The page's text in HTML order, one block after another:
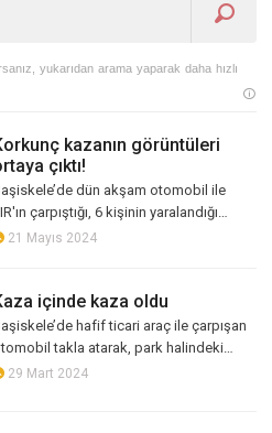
kazanın görüntüleri
çıktı!
dün akşam otomobil ile
çarpıştığı, 6 kişinin yaralandığı
güvenlik kamerası görüntüleri
21 Mayıs 2024
içinde kaza oldu
hafif ticari araç ile çarpışan
takla atarak, park halindeki
otomobile çarptı. Kazada 3 araçta
29 Mart 2024
yukarıdan arama yaparak daha hızlı